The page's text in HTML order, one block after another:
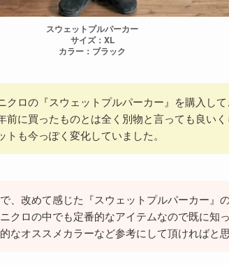
スウェットプルパーカー
サイズ：XL
カラー：ブラック
クロの『スウェットプルパーカー』を購入して
前に買ったものとは全く別物と言っても良い
も今っぽく変化していました。
、改めて感じた『スウェットプルパーカー』
クロの中でも定番的なアイテムなので既に知
なオススメカラーなど参考にして頂ければと思